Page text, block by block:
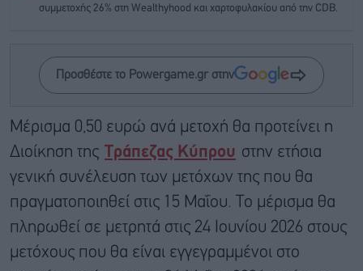
συμμετοχής 26% στη Wealthyhood και χαρτοφυλακίου από την CDB.
Προσθέστε το Powergame.gr στην
Μέρισμα 0,50 ευρώ ανά μετοχή θα προτείνει η
Διοίκηση της
Τράπεζας Κύπρου στην ετήσια
γενική συνέλευση των μετόχων της που θα
πραγματοποιηθεί στις 15 Μαΐου. Το μέρισμα θα
πληρωθεί σε μετρητά στις 24 Ιουνίου 2026 στους
μετόχους που θα είναι εγγεγραμμένοι στο